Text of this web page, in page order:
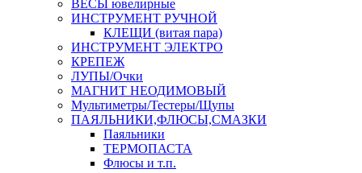
ВЕСЫ ювелирные
ИНСТРУМЕНТ РУЧНОЙ
КЛЕЩИ (витая пара)
ИНСТРУМЕНТ ЭЛЕКТРО
КРЕПЕЖ
ЛУПЫ/Очки
МАГНИТ НЕОДИМОВЫЙ
Мультиметры/Тестеры/Щупы
ПАЯЛЬНИКИ,ФЛЮСЫ,СМАЗКИ
Паяльники
ТЕРМОПАСТА
Флюсы и т.п.